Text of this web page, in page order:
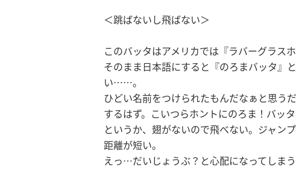
＜跳ばないし飛ばない＞
このバッタはアメリカでは『ラバーグラス
そのまま日本語にすると『のろまバッタ』
い……。
ひどい名前をつけられたもんだなぁと思う
するはず。こいつらホントにのろま！バッ
というか、翅がないので飛べない。ジャン
距離が短い。
えっ…だいじょうぶ？と心配になってしまう